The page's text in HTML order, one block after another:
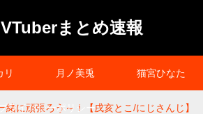
まとめ速報
リ 月ノ美兎 猫宮ひなた
ライバシーポリシー
緒に頑張ろう～！【戌亥とこ/にじさんじ】